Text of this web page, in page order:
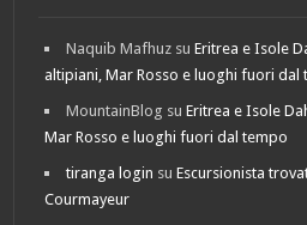
Naquib Mafhuz suEritrea e Isole
altipiani, Mar Rosso e luoghi fuori dal
MountainBlog suEritrea e Isole
Mar Rosso e luoghi fuori dal tempo
tiranga login suEscursionista
Courmayeur